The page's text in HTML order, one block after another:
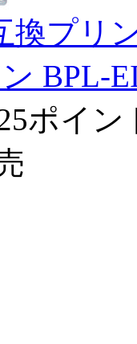
換プリ
BPL-
ポイ